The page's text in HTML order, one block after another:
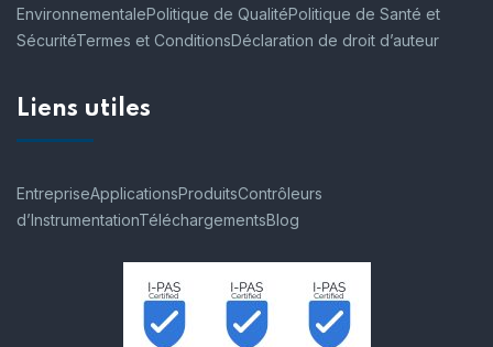
EnvironnementalePolitique de QualitéPolitique de Santé et
SécuritéTermes et ConditionsDéclaration de droit d’auteur
Liens utiles
EntrepriseApplicationsProduitsContrôleurs
d’InstrumentationTéléchargementsBlog